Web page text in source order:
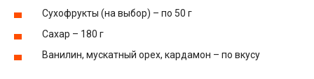
Сухофрукты (на выбор) – по 50 г
Сахар – 180 г
Ванилин, мускатный орех, кардамон – по вкусу